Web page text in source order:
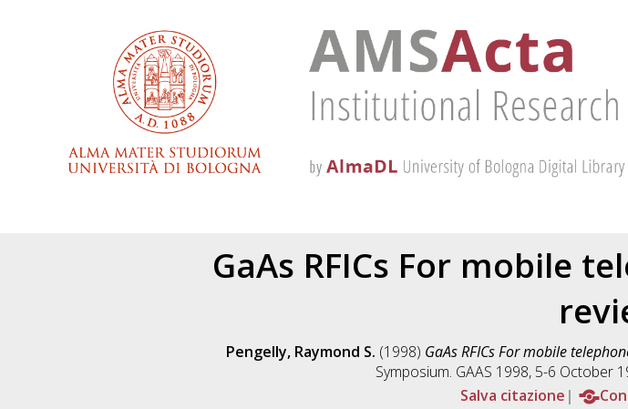
GaAs RFICs For mobile
Pengelly, Raymond S. (1998) GaAs RFICs For mobile
Symposium. GAAS 1998, 5-6 October
Salva citazione